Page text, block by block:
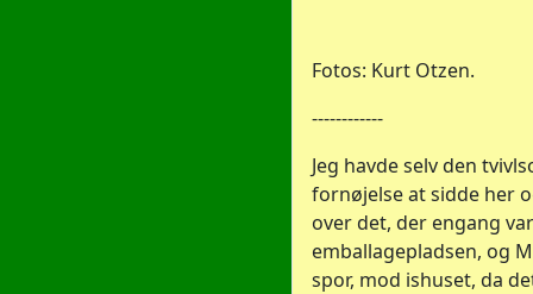
Fotos: Kurt Otzen.
------------
Jeg havde selv den
fornøjelse at sidde her
over det, der engang var
emballagepladsen, og
spor, mod ishuset, da